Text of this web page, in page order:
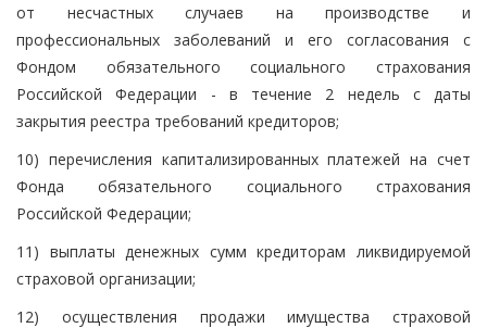
от несчастных случаев на производстве и
профессиональных заболеваний и его согласования с
Фондом обязательного социального страхования
Российской Федерации - в течение 2 недель с даты
закрытия реестра требований кредиторов;
10) перечисления капитализированных платежей на счет
Фонда обязательного социального страхования
Российской Федерации;
11) выплаты денежных сумм кредиторам ликвидируемой
страховой организации;
12) осуществления продажи имущества страховой